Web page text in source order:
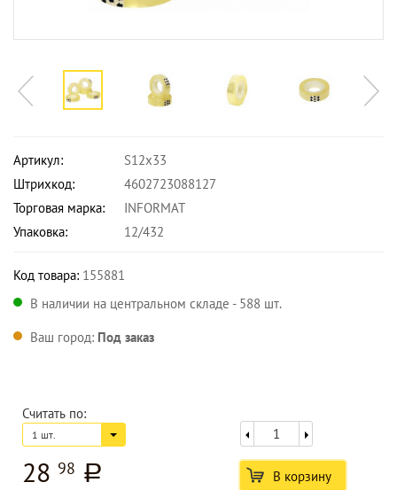
Артикул:
S12x33
Штрихкод:
4602723088127
Торговая марка:
INFORMAT
Упаковка:
12/432
Код товара: 155881
В наличии на центральном складе - 588 шт.
Ваш город: Под заказ
Считать по:
1 шт.
28 98 a В корзину